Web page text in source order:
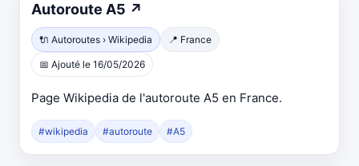
Autoroute A5 ↗
🔌 Autoroutes › Wikipedia 📍 France
📅 Ajouté le 16/05/2026
Page Wikipedia de l'autoroute A5 en France.
#wikipedia #autoroute #A5